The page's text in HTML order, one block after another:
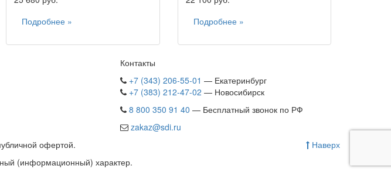
Подробнее »
Подробнее »
Контакты
+7 (343) 206-55-01 — Екатеринбург
+7 (383) 212-47-02 — Новосибирск
8 800 350 91 40 — Бесплатный звонок по РФ
zakaz@sdi.ru
Наверх
офертой.
(информационный) характер.